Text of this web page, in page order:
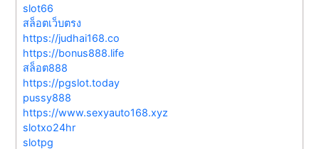
slot66
สล็อตเว็บตรง
https://judhai168.co
https://bonus888.life
สล็อต888
https://pgslot.today
pussy888
https://www.sexyauto168.xyz
slotxo24hr
slotpg